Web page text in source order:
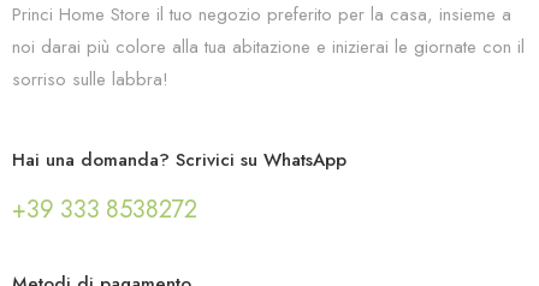
Princi Home Store il tuo negozio preferito per la casa, insieme a
noi darai più colore alla tua abitazione e inizierai le giornate con il
sorriso sulle labbra!
Hai una domanda? Scrivici su WhatsApp
+39 333 8538272